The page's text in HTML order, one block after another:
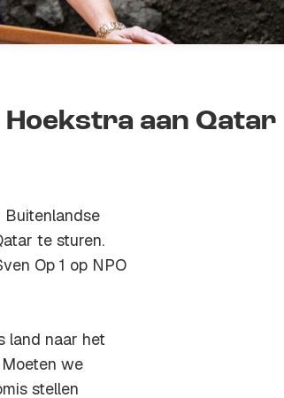
Hoekstra aan Qatar
Buitenlandse
te sturen.
Op 1 op NPO
land naar het
we
stellen